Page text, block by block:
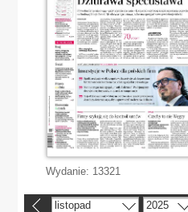
Wydanie: 13321
listopad 2025